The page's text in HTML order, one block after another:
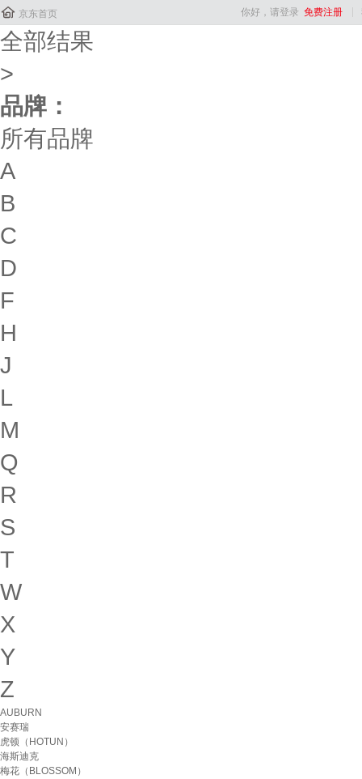
 京东首页 你好，请登录 免费注册
全部结果
>
品牌：
所有品牌
A
B
C
D
F
H
J
L
M
Q
R
S
T
W
X
Y
Z
AUBURN
安赛瑞
虎顿（HOTUN）
海斯迪克
梅花（BLOSSOM）